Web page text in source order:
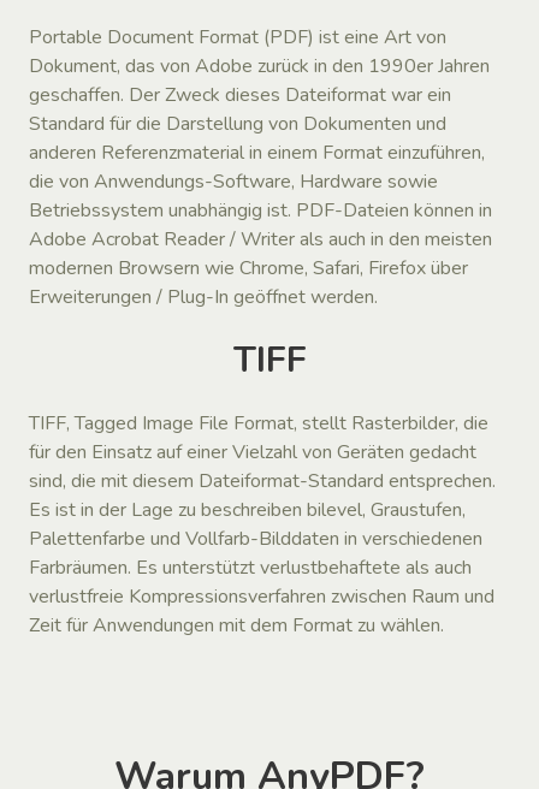
Portable Document Format (PDF) ist eine Art von
Dokument, das von Adobe zurück in den 1990er Jahren
geschaffen. Der Zweck dieses Dateiformat war ein
Standard für die Darstellung von Dokumenten und
anderen Referenzmaterial in einem Format einzuführen,
die von Anwendungs-Software, Hardware sowie
Betriebssystem unabhängig ist. PDF-Dateien können in
Adobe Acrobat Reader / Writer als auch in den meisten
modernen Browsern wie Chrome, Safari, Firefox über
Erweiterungen / Plug-In geöffnet werden.
TIFF
TIFF, Tagged Image File Format, stellt Rasterbilder, die
für den Einsatz auf einer Vielzahl von Geräten gedacht
sind, die mit diesem Dateiformat-Standard entsprechen.
Es ist in der Lage zu beschreiben bilevel, Graustufen,
Palettenfarbe und Vollfarb-Bilddaten in verschiedenen
Farbräumen. Es unterstützt verlustbehaftete als auch
verlustfreie Kompressionsverfahren zwischen Raum und
Zeit für Anwendungen mit dem Format zu wählen.
Warum AnyPDF?